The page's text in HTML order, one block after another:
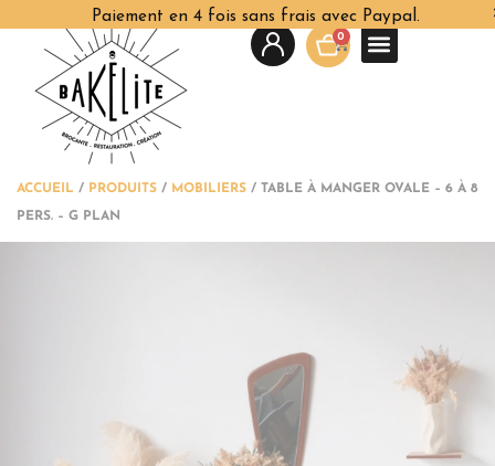
Paiement en 4 fois sans frais avec Paypal.
0
ACCUEIL / PRODUITS / MOBILIERS / TABLE À MANGER OVALE – 6 À 8
PERS. – G PLAN